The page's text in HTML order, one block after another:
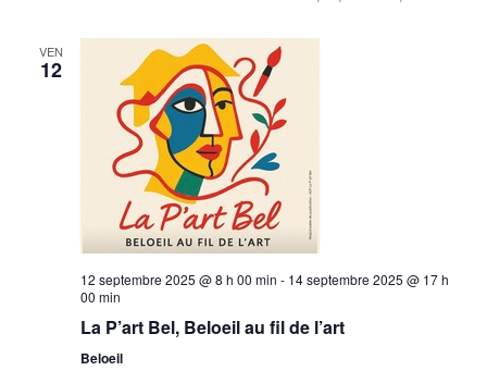
VEN
12
12 septembre 2025 @ 8 h 00 min - 14 septembre 2025 @ 17 h
00 min
La P’art Bel, Beloeil au fil de l’art
Beloeil